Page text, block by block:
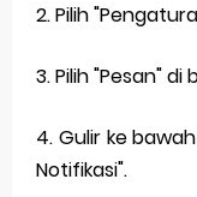
2. Pilih
3. Pilih "Pesan"
4. Gulir ke
Notifikasi".